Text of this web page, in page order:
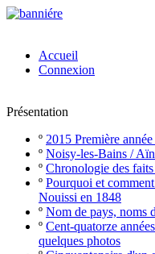
Accueil
Connexion
Présentation
º 2015 Première
º Noisy-les-Bains /
º Chronologie des
º Pourquoi et
Nouissi en 1848
º Nom de pays, noms
º Cent-quatorze
quelques photos